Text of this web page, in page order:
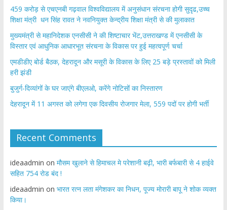
459 करोड़ से एचएनबी गढ़वाल विश्वविद्यालय में अनुसंधान संरचना होगी सुदृढ,उच्च
शिक्षा मंत्री धन सिंह रावत ने नवनियुक्त केन्द्रीय शिक्षा मंत्री से की मुलाकात
मुख्यमंत्री से महानिदेशक एनसीसी ने की शिष्टाचार भेंट,उत्तराखण्ड में एनसीसी के
विस्तार एवं आधुनिक आधारभूत संरचना के विकास पर हुई महत्वपूर्ण चर्चा
एमडीडीए बोर्ड बैठक, देहरादून और मसूरी के विकास के लिए 25 बड़े प्रस्तावों को मिली
हरी झंडी
बुजुर्ग-दिव्यांगों के घर जाएंगे बीएलओ, करेंगे नोटिसों का निस्तारण
​देहरादून में 11 अगस्त को लगेगा एक दिवसीय रोजगार मेला, 559 पदों पर होगी भर्ती
Recent Comments
ideaadmin on मौसम खुलाने से हिमाचल मे परेशानी बढ़ी, भारी बर्फबारी से 4 हाईवे
सहित 754 रोड बंद !
ideaadmin on भारत रत्न लता मंगेशकर का निधन, पूज्य मोरारी बापू ने शोक व्यक्त
किया।